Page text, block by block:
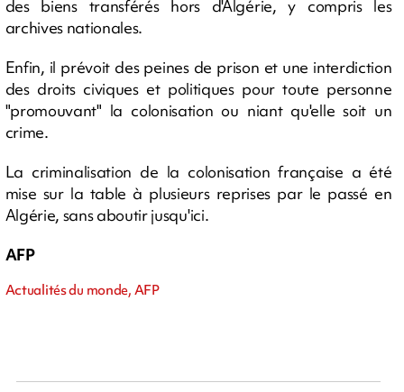
des biens transférés hors d'Algérie, y compris les
archives nationales.
Enfin, il prévoit des peines de prison et une interdiction
des droits civiques et politiques pour toute personne
"promouvant" la colonisation ou niant qu'elle soit un
crime.
La criminalisation de la colonisation française a été
mise sur la table à plusieurs reprises par le passé en
Algérie, sans aboutir jusqu'ici.
AFP
Actualités du monde, AFP